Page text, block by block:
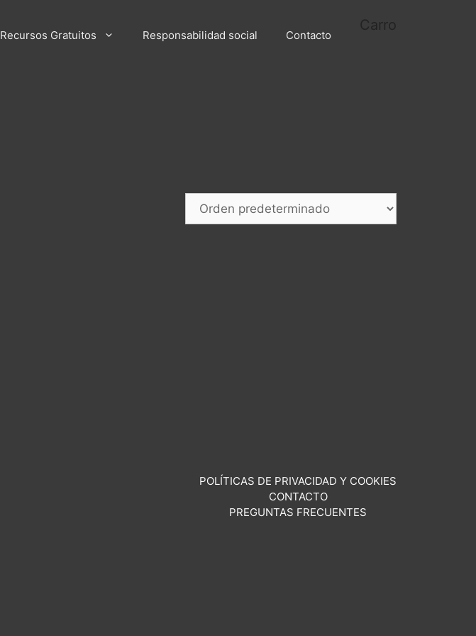
Recursos Gratuitos Responsabilidad social Contacto
Carro
POLÍTICAS DE PRIVACIDAD Y COOKIES
CONTACTO
PREGUNTAS FRECUENTES